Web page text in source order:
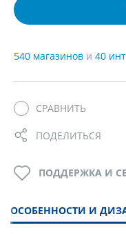
540 магазинов и 40
СРАВНИТЬ
ПОДЕЛИТЬСЯ
ОСОБЕННОСТИ И
ПОДДЕРЖКА И